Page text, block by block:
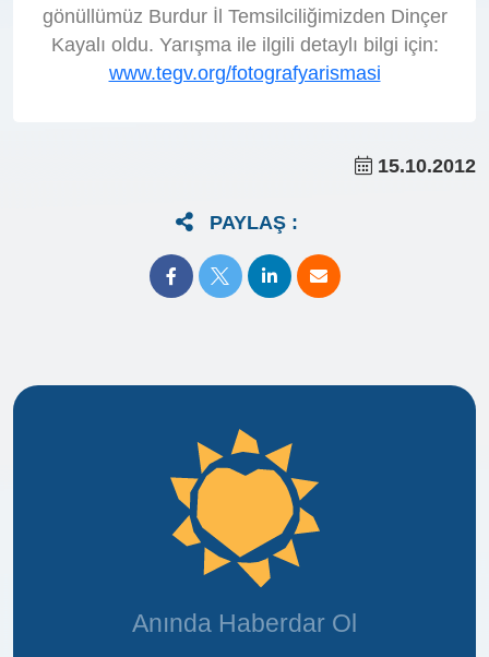
gönüllümüz Burdur İl Temsilciliğimizden Dinçer
Kayalı oldu. Yarışma ile ilgili detaylı bilgi için:
www.tegv.org/fotografyarismasi
15.10.2012
PAYLAŞ :
Anında Haberdar Ol